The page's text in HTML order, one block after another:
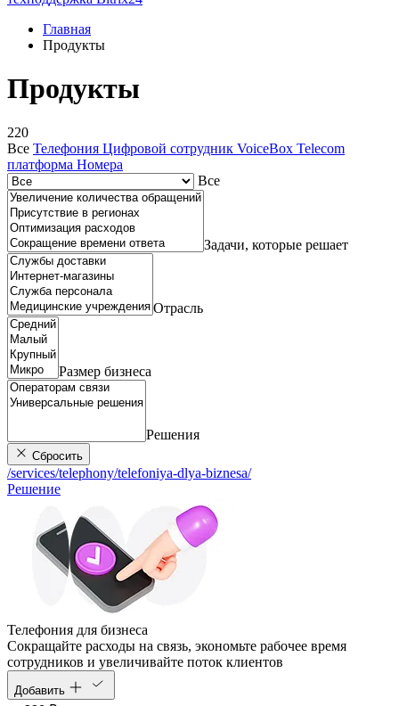
Главная
Продукты
Продукты
220
Все Телефония Цифровой сотрудник VoiceBox Telecom
платформа Номера
Все
Задачи, которые решает
Отрасль
Размер бизнеса
Решения
Сбросить
/services/telephony/telefoniya-dlya-biznesa/
Решение
Телефония для бизнеса
Cокращайте расходы на связь, экономьте рабочее время
сотрудников и увеличивайте поток клиентов
Добавить